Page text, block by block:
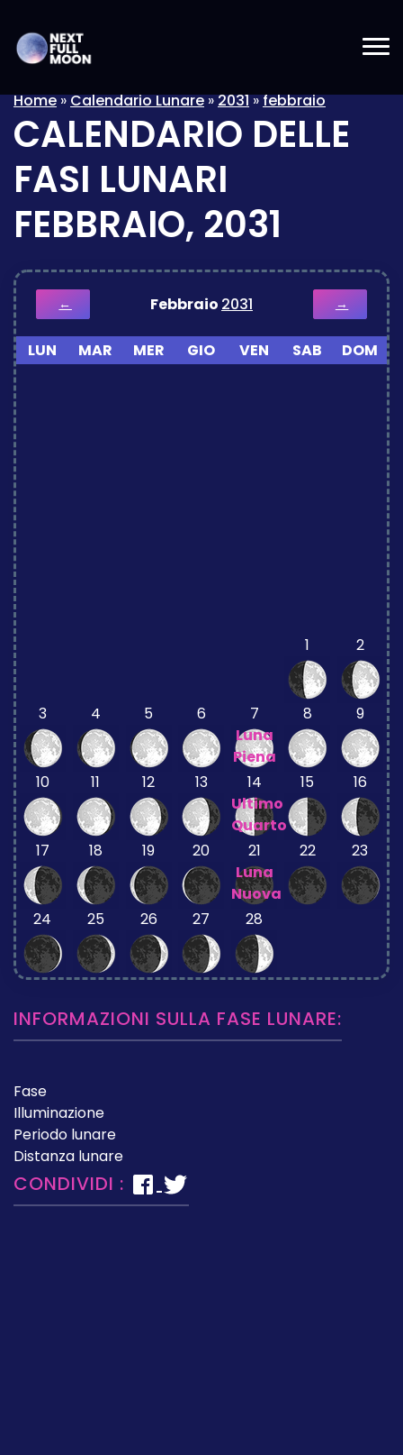
Home»Calendario Lunare»2031»febbraio
CALENDARIO DELLE
FASI LUNARI
FEBBRAIO, 2031
← Febbraio 2031 →
LUN MAR MER GIO VEN SAB DOM
1 2
3 4 5 6
7
Luna
Piena
8 9
10 11 12 13
14
Ultimo
Quarto
15 16
17 18 19 20
21
Luna
Nuova
22 23
24 25 26 27 28
INFORMAZIONI SULLA FASE LUNARE:
Fase
Illuminazione
Periodo lunare
Distanza lunare
CONDIVIDI :